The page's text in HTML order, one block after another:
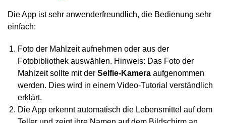
Die App ist sehr anwenderfreundlich, die Bedienung sehr
einfach:
Foto der Mahlzeit aufnehmen oder aus der
Fotobibliothek auswählen. Hinweis: Das Foto der
Mahlzeit sollte mit der Selfie-Kamera aufgenommen
werden. Dies wird in einem Video-Tutorial verständlich
erklärt.
DieApp erkennt automatisch die Lebensmittel auf dem